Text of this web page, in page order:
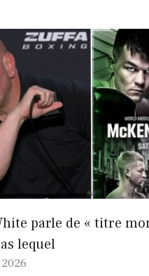
parle de « titre
lequel